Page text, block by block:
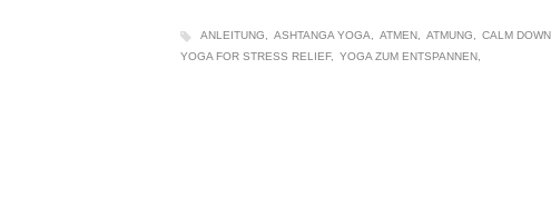
ANLEITUNG ASHTANGA YOGA ATMEN ATMUNG CALM DOWN
YOGA FOR STRESS RELIEF
YOGA ZUM ENTSPANNEN